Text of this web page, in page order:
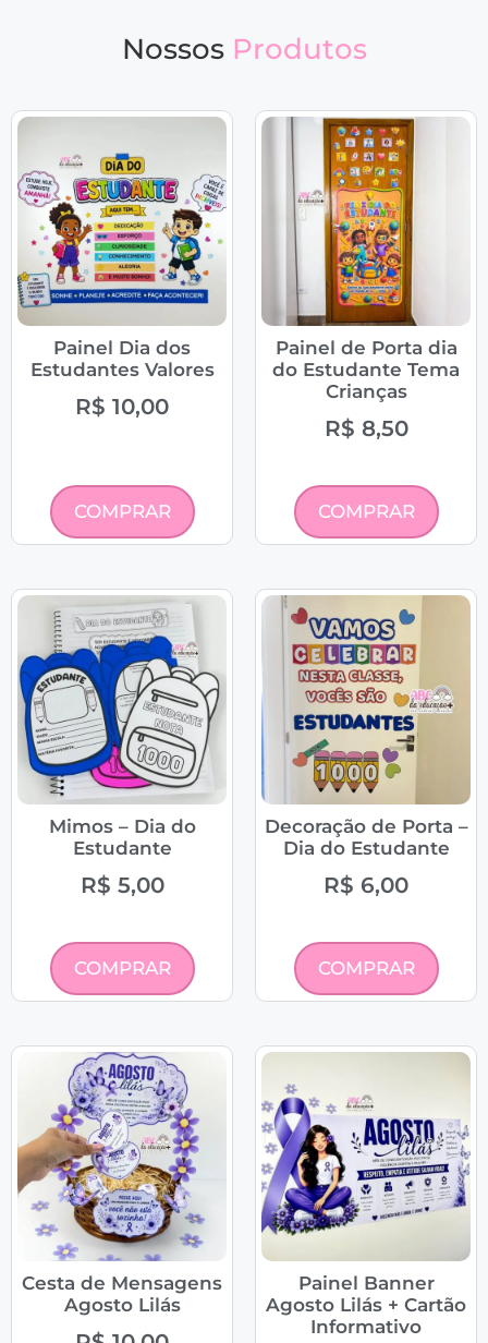
Nossos Produtos
Painel Dia dos
Estudantes Valores
R$ 10,00
COMPRAR
Painel de Porta dia
do Estudante Tema
Crianças
R$ 8,50
COMPRAR
Mimos – Dia do
Estudante
R$ 5,00
COMPRAR
Decoração de Porta –
Dia do Estudante
R$ 6,00
COMPRAR
Cesta de Mensagens
Agosto Lilás
Painel Banner
Agosto Lilás + Cartão
Informativo